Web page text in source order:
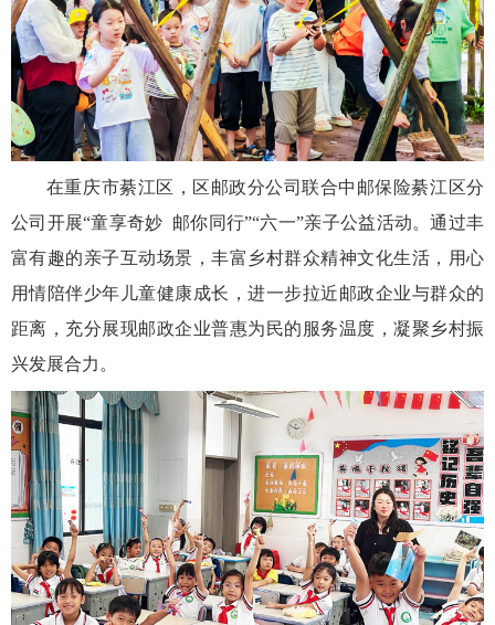
在重庆市綦江区，区邮政分公司联合中邮保险綦江区分
公司开展“童享奇妙 邮你同行”“六一”亲子公益活动。通过丰
富有趣的亲子互动场景，丰富乡村群众精神文化生活，用心
用情陪伴少年儿童健康成长，进一步拉近邮政企业与群众的
距离，充分展现邮政企业普惠为民的服务温度，凝聚乡村振
兴发展合力。